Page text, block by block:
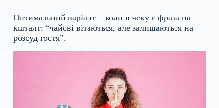
Оптимальний варіант – коли в чеку є фраза на
кшталт: “чайові вітаються, але залишаються на
розсуд гостя”.